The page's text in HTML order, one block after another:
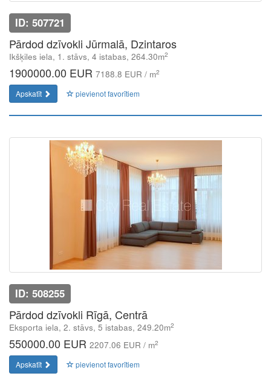
ID: 507721
Pārdod dzīvokli Jūrmalā, Dzintaros
Ikšķiles iela, 1. stāvs, 4 istabas, 264.30m2
1900000.00 EUR 7188.8 EUR / m2
Apskatīt pievienot favorītiem
ID: 508255
Pārdod dzīvokli Rīgā, Centrā
Eksporta iela, 2. stāvs, 5 istabas, 249.20m2
550000.00 EUR 2207.06 EUR / m2
Apskatīt pievienot favorītiem